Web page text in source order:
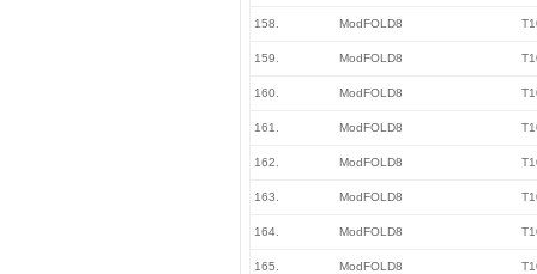
158. ModFOLD8
159. ModFOLD8
160. ModFOLD8
161. ModFOLD8
162. ModFOLD8
163. ModFOLD8
164. ModFOLD8
165. ModFOLD8